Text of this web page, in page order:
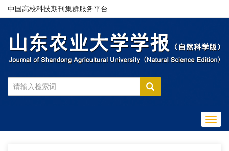
中国高校科技期刊集群服务平台